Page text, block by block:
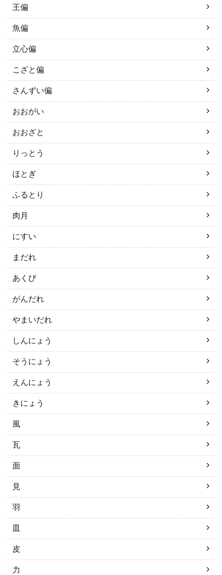
王偏
魚偏
立心偏
こざと偏
さんずい偏
おおがい
おおざと
りっとう
ほとぎ
ふるとり
肉月
にすい
まだれ
あくび
がんだれ
やまいだれ
しんにょう
そうにょう
えんにょう
きにょう
風
瓦
面
見
羽
皿
皮
力